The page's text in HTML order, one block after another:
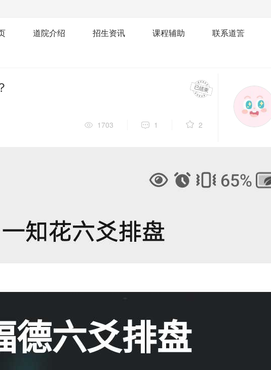
道院介绍 招生资讯 课程辅助 联系道䇾
1703 1 2